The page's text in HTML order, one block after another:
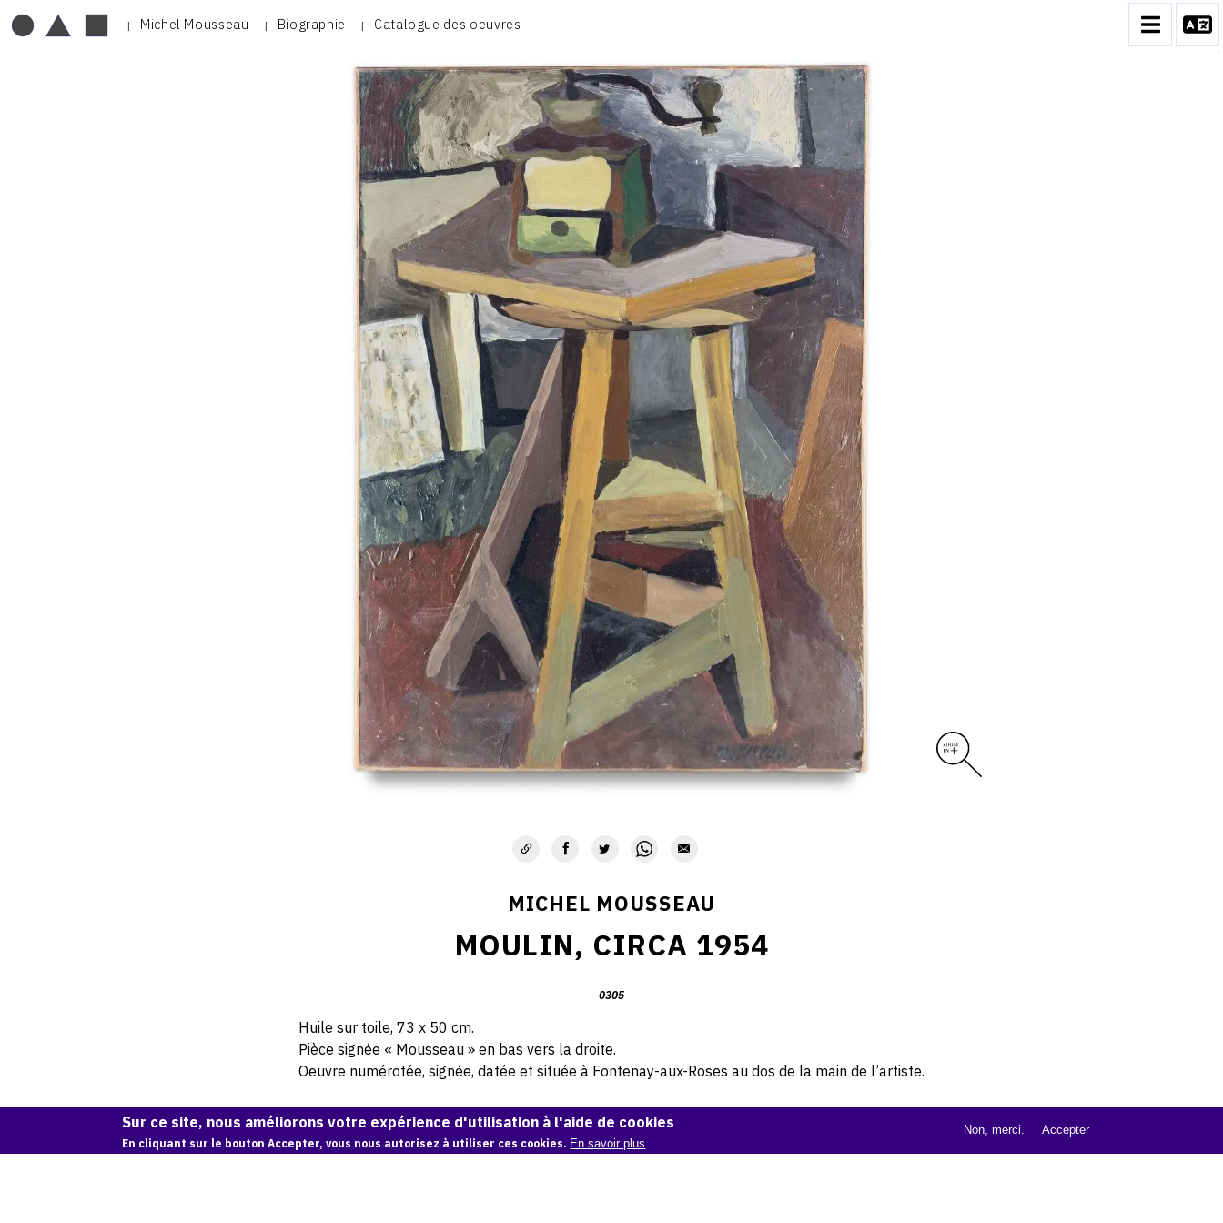
Michel Mousseau Biographie Catalogue des oeuvresCATALOGUE DES OEUVRES
PEINTURE
CONTACT
MICHEL MOUSSEAU
MOULIN, CIRCA 1954
0305
Huile sur toile, 73 x 50 cm.
Pièce signée « Mousseau » en bas vers la droite.
Oeuvre numérotée, signée, datée et située à Fontenay-aux-Roses au dos de la main de l’artiste.
© Atelier Michel Mousseau
Demande d'information
Sur ce site, nous améliorons votre expérience d'utilisation à l'aide de cookies
En cliquant sur le bouton Accepter, vous nous autorisez à utiliser ces cookies. En savoir plus
Non, merci. Accepter